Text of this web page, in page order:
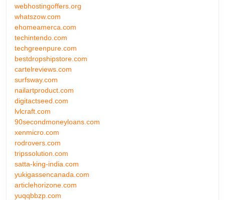
webhostingoffers.org
whatszow.com
ehomeamerca.com
techintendo.com
techgreenpure.com
bestdropshipstore.com
cartelreviews.com
surfsway.com
nailartproduct.com
digitactseed.com
lvlcraft.com
90secondmoneyloans.com
xenmicro.com
rodrovers.com
tripssolution.com
satta-king-india.com
yukigassencanada.com
articlehorizone.com
yuqqbbzp.com